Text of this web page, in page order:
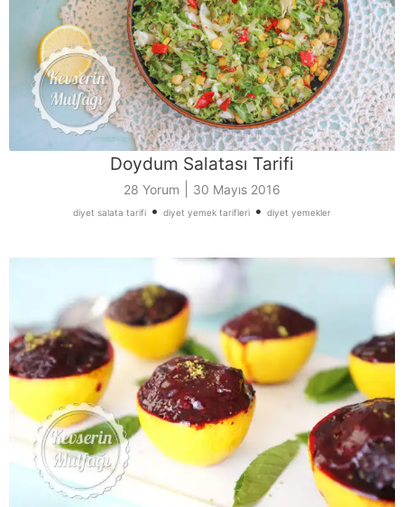
Doydum Salatası Tarifi
28 Yorum 30 Mayıs 2016
diyet salata tarifi • diyet yemek tarifleri • diyet yemekler